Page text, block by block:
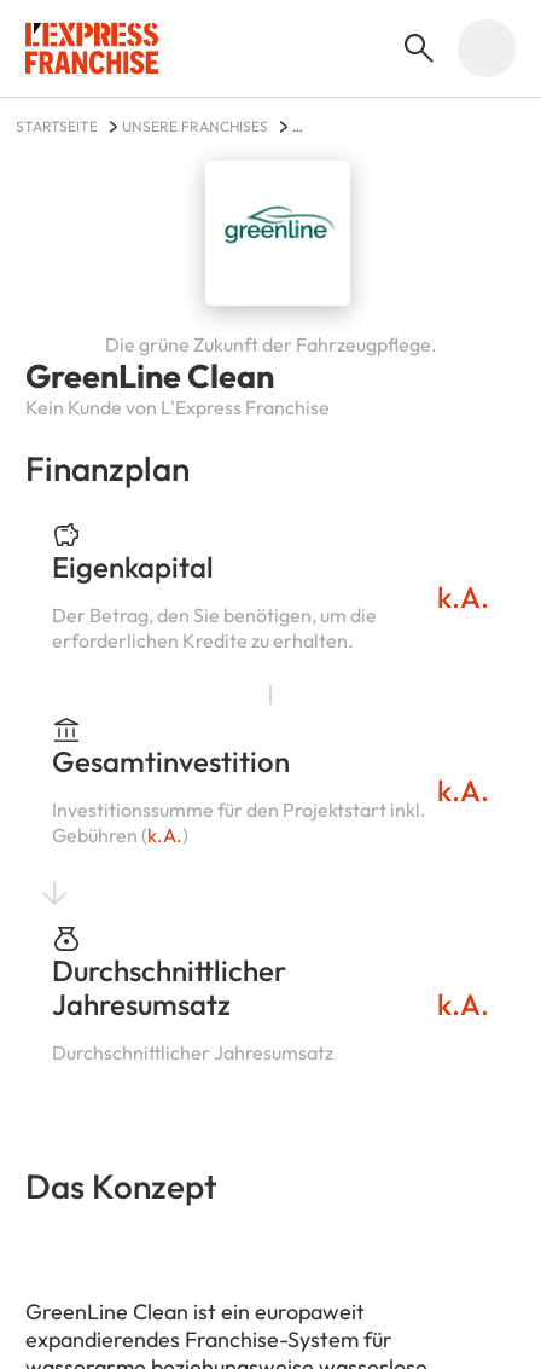
STARTSEITE
UNSERE FRANCHISES
GreenLine Clean
Kein Kunde von L'Express Franchise
Die grüne Zukunft der Fahrzeugpflege.
Finanzplan
Eigenkapital
Der Betrag, den Sie benötigen, um die
erforderlichen Kredite zu erhalten.
k.A.
Gesamtinvestition
Investitionssumme für den Projektstart inkl.
Gebühren (k.A.)
k.A.
Durchschnittlicher
Jahresumsatz
Durchschnittlicher Jahresumsatz
k.A.
Das Konzept
GreenLine Clean ist ein europaweit
expandierendes Franchise-System für